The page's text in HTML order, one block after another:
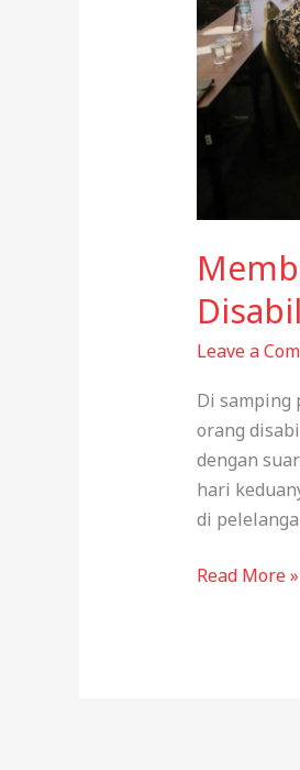
Leave a
Di samping
orang
dengan
hari
di
Membuka
Read More »